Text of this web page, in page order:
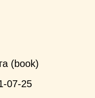
(book)
07-25